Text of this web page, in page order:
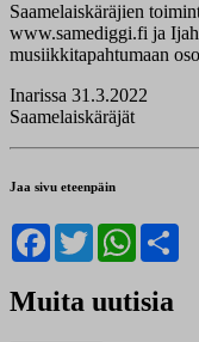
Saamelaiskäräjien
www.samediggi.fi ja
musiikkitapahtumaan
Inarissa 31.3.2022
Saamelaiskäräjät
Jaa sivu eteenpäin
Facebook
Twitter
Muita uutisia